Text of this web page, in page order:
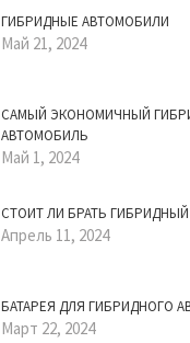
ГИБРИДНЫЕ АВТОМОБИЛИ
Май 21, 2024
САМЫЙ ЭКОНОМИЧНЫЙ
АВТОМОБИЛЬ
Май 1, 2024
СТОИТ ЛИ БРАТЬ
Апрель 11, 2024
БАТАРЕЯ ДЛЯ ГИБРИДНОГО
Март 22, 2024